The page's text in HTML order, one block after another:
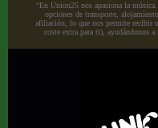
“En Union25 nos apasiona la
opciones de transporte,
afiliación, lo que nos permite recibir
coste extra para ti), ayudándonos